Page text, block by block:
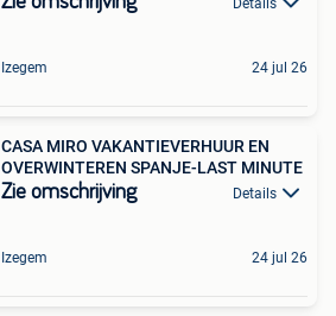
Izegem 24 jul 26
CASA MIRO VAKANTIEVERHUUR EN
OVERWINTEREN SPANJE-LAST MINUTE
Zie omschrijving Details
Izegem 24 jul 26